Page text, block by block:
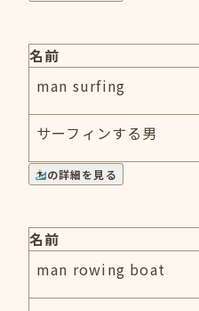
名前
man surfing
サーフィンする男
の詳細を見る
名前
man rowing boat